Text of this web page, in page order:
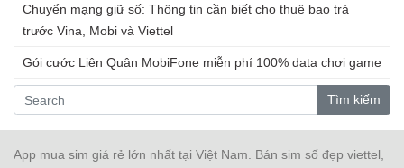
Chuyển mạng giữ số: Thông tin cần biết cho thuê bao trả
trước Vina, Mobi và Viettel
Gói cước Liên Quân MobiFone miễn phí 100% data chơi game
Tìm kiếm
App mua sim giá rẻ lớn nhất tại Việt Nam. Bán sim số đẹp viettel,